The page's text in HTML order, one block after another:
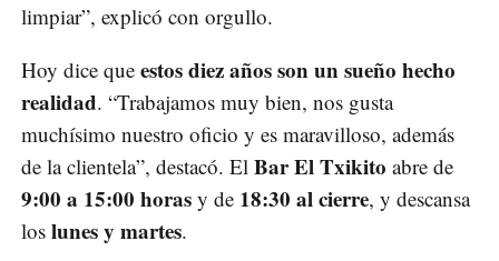
limpiar”, explicó con orgullo.
Hoy dice que estos diez años son un sueño hecho
realidad. “Trabajamos muy bien, nos gusta
muchísimo nuestro oficio y es maravilloso, además
de la clientela”, destacó. El Bar El Txikito abre de
9:00 a 15:00 horas y de 18:30 al cierre, y descansa
los lunes y martes.